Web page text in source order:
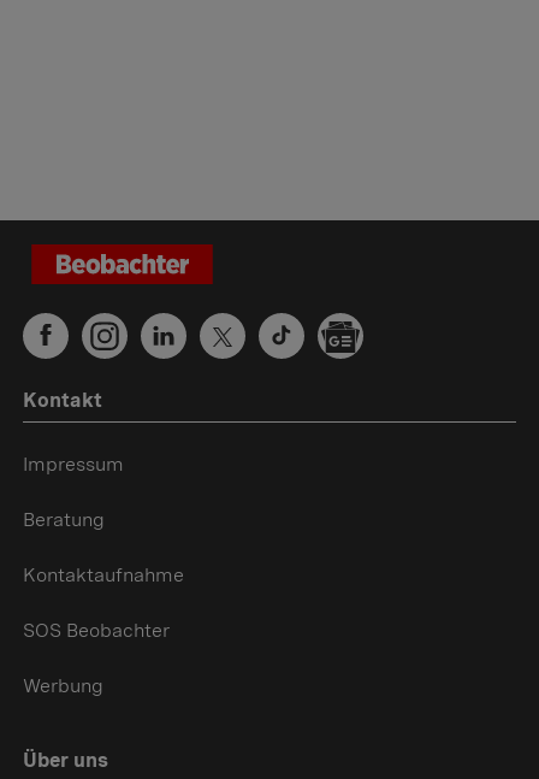
Kontakt
Impressum
Beratung
Kontaktaufnahme
SOS Beobachter
Werbung
Über uns